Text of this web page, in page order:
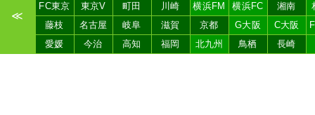
≪
FC東京
東京V 町田 川崎 横浜FM 横浜FC 湘南
藤枝
名古屋 岐阜 滋賀 京都 G大阪 C大阪
愛媛
今治 高知 福岡 北九州 鳥栖 長崎